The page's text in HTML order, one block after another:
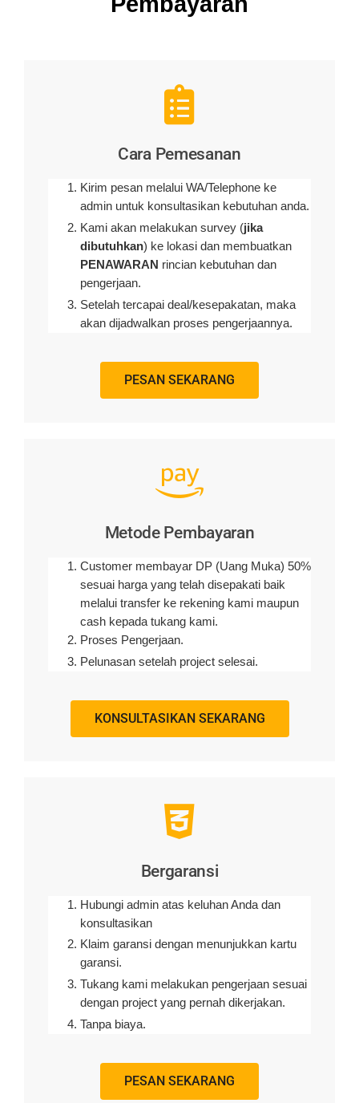
Cara Pemesanan
Kirim pesan melalui WA/Telephone ke
admin untuk konsultasikan kebutuhan anda.
Kami akan melakukan survey (jika
dibutuhkan) ke lokasi dan membuatkan
PENAWARAN rincian kebutuhan dan
pengerjaan.
Setelah tercapai deal/kesepakatan, maka
akan dijadwalkan proses pengerjaannya.
PESAN SEKARANG
Metode Pembayaran
Customer membayar DP (Uang Muka) 50%
sesuai harga yang telah disepakati baik
melalui transfer ke rekening kami maupun
cash kepada tukang kami.
Proses Pengerjaan.
Pelunasan setelah project selesai.
KONSULTASIKAN SEKARANG
Bergaransi
Hubungi admin atas keluhan Anda dan
konsultasikan
Klaim garansi dengan menunjukkan kartu
garansi.
Tukang kami melakukan pengerjaan sesuai
dengan project yang pernah dikerjakan.
Tanpa biaya.
PESAN SEKARANG